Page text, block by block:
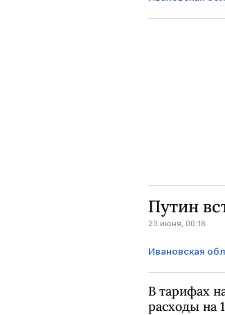
Фонд
Путин
23 июня, 00:18
Ивановская
Владимир
В тарифах
расходы на